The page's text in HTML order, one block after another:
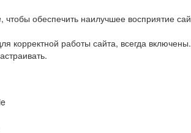
обеспечить наилучшее восприятие
корректной работы сайта, всегда включены.